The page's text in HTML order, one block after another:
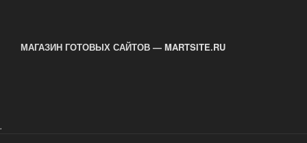
МАГАЗИН ГОТОВЫХ САЙТОВ — MARTSITE.RU
.